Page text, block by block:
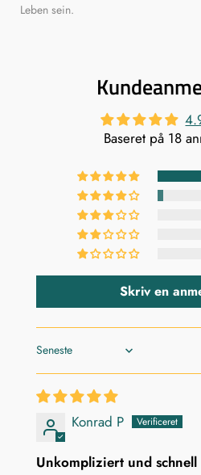
Leben sein.
Baseret på 18
Skriv en
Sort by
Konrad P
Unkompliziert und schnell